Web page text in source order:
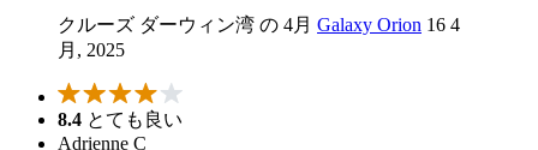
クルーズ ダーウィン湾 の 4月 Galaxy Orion 16 4
月, 2025
8.4 とても良い
Adrienne C